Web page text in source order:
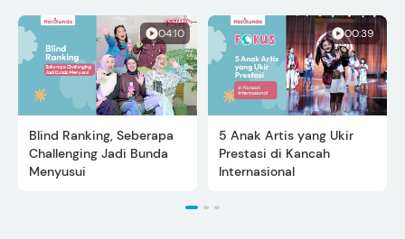
04:10
Blind Ranking, Seberapa
Challenging Jadi Bunda
Menyusui
00:39
5 Anak Artis yang Ukir
Prestasi di Kancah
Internasional